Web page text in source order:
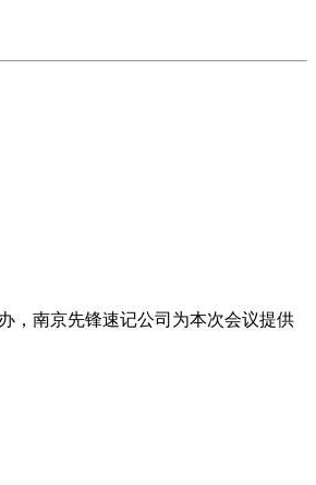
，南京先锋速记公司为本次会议提供